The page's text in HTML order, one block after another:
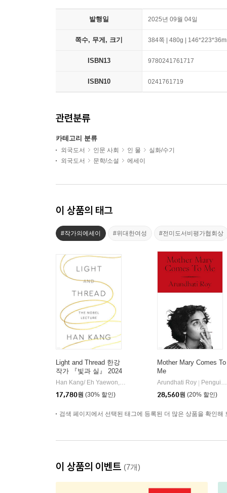
발행일 2025년 09월 04일
쪽수, 무게, 크기 384쪽 | 480g |
ISBN13 9780241761717
ISBN10 0241761719
관련분류
카테고리 분류
외국도서 인문 사회 인 물
실화/수기
외국도서
문학/소설 에세이
이 상품의 태그
#작가의에세이 #위대한여성 #전미도서비평가협회상
Light and Thread 한강
작가 『빛과 실』 2024
노벨문학상 수상 강연문Han Kang/ Eh Yaewon, Paige Aniyah Morris (TRN) |
Hogarth
17,780원 (30% 할인)
Mother Mary Comes To
Me
Arundhati Roy
Penguin Books
28,560원 (20% 할인)
검색 페이지에서 선택된 태그에 등록된 더 많은 상품을 확인해
이 상품의 이벤트 (7개)